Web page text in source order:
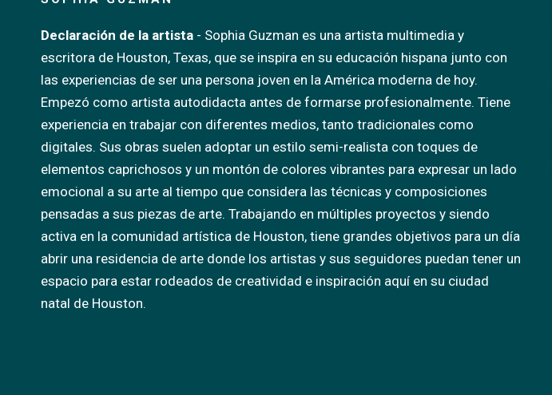
Declaración de la artista - Sophia Guzman es una artista multimedia y
escritora de Houston, Texas, que se inspira en su educación hispana junto con
las experiencias de ser una persona joven en la América moderna de hoy.
Empezó como artista autodidacta antes de formarse profesionalmente. Tiene
experiencia en trabajar con diferentes medios, tanto tradicionales como
digitales. Sus obras suelen adoptar un estilo semi-realista con toques de
elementos caprichosos y un montón de colores vibrantes para expresar un lado
emocional a su arte al tiempo que considera las técnicas y composiciones
pensadas a sus piezas de arte. Trabajando en múltiples proyectos y siendo
activa en la comunidad artística de Houston, tiene grandes objetivos para un día
abrir una residencia de arte donde los artistas y sus seguidores puedan tener un
espacio para estar rodeados de creatividad e inspiración aquí en su ciudad
natal de Houston.